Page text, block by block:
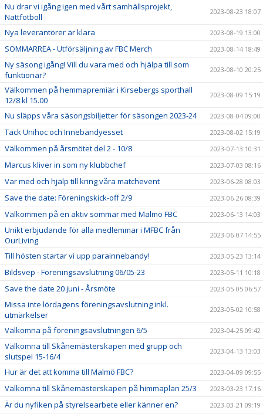
Nu drar vi igång igen med vårt samhällsprojekt,
Nattfotboll
2023-08-23 18:07
Nya leverantörer är klara 2023-08-19 13:00
SOMMARREA - Utförsäljning av FBC Merch 2023-08-14 18:49
Ny säsong igång! Vill du vara med och hjälpa till som
funktionär?
2023-08-10 20:25
Välkommen på hemmapremiär i Kirsebergs sporthall
12/8 kl 15.00
2023-08-09 15:19
Nu släpps våra säsongsbiljetter för säsongen 2023-24 2023-08-04 09:00
Tack Unihoc och Innebandyesset 2023-08-02 15:19
Välkommen på årsmötet del 2 - 10/8 2023-07-13 10:31
Marcus kliver in som ny klubbchef 2023-07-03 08:16
Var med och hjälp till kring våra matchevent 2023-06-28 08:03
Save the date: Föreningskick-off 2/9 2023-06-26 08:39
Välkommen på en aktiv sommar med Malmö FBC 2023-06-13 14:03
Unikt erbjudande för alla medlemmar i MFBC från
OurLiving
2023-06-07 14:55
Till hösten startar vi upp parainnebandy! 2023-05-23 13:14
Bildsvep - Föreningsavslutning 06/05-23 2023-05-11 10:18
Save the date 20 juni - Årsmöte 2023-05-05 06:57
Missa inte lördagens föreningsavslutning inkl.
utmärkelser
2023-05-02 10:58
Välkomna på föreningsavslutningen 6/5 2023-04-25 09:42
Välkomna till Skånemästerskapen med grupp och
slutspel 15-16/4
2023-04-13 13:03
Hur är det att komma till Malmö FBC? 2023-04-09 09:55
Välkomna till Skånemästerskapen på himmaplan 25/3 2023-03-23 17:16
Är du nyfiken på styrelsearbete eller känner en? 2023-03-21 09:19